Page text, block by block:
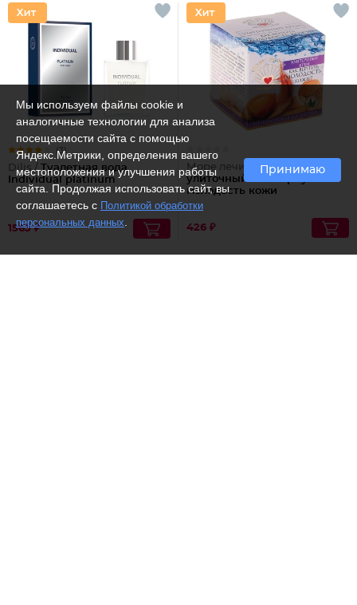
(3)
Dilis / Туалетная вода
Individual platinum
1563 ₽
Море лечит /
Крем
улиточный Как вернуть
молодость кожи
426 ₽
Мы используем файлы cookie и
аналогичные технологии для анализа
посещаемости сайта с помощью
Яндекс.Метрики, определения вашего
местоположения и улучшения работы
сайта. Продолжая использовать сайт, вы
соглашаетесь с Политикой обработки
персональных данных
Принимаю